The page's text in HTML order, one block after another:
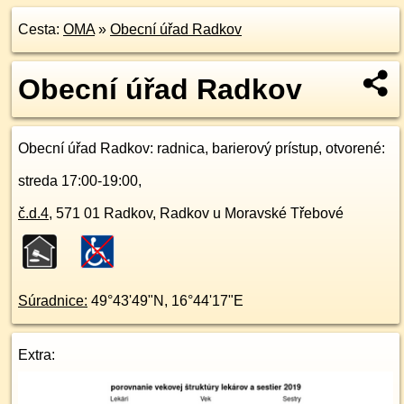
Cesta: OMA» Obecní úřad Radkov
Obecní úřad Radkov
Obecní úřad Radkov: radnica, barierový prístup, otvorené:
streda 17:00-19:00,
č.d.4, 571 01 Radkov, Radkov u Moravské Třebové
Súradnice: 49°43'49"N , 16°44'17"E
Extra: